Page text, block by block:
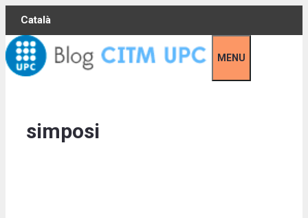
Skip
content
Català
MENU
simposi